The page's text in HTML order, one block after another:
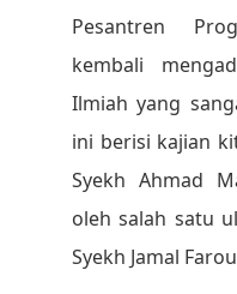
Pesantren
kembali
Ilmiah yang
ini berisi kajian
Syekh Ahmad
oleh salah satu
Syekh Jamal